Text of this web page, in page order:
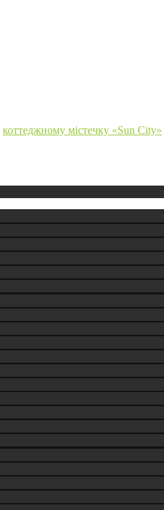
коттеджному містечку «Sun City»